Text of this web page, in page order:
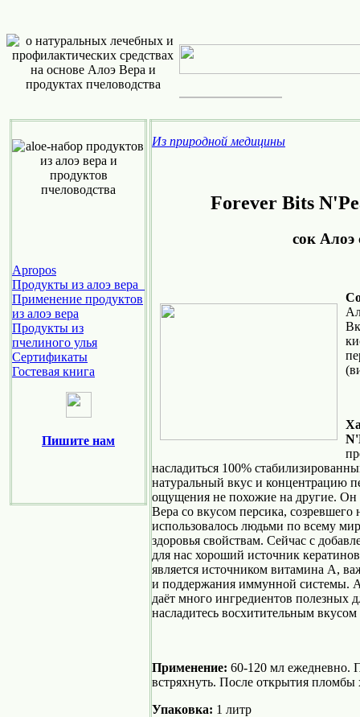
Apropos
Продукты из алоэ вера
Применение продуктов
из алоэ вера
Продукты из
пчелиного улья
Cертификаты
Гостевая книга
Пишите нам
Из природной медицины
Forever Bits
cок Алоэ
насладиться 100%
натуральный вкус и концентрацию
ощущения не похожие на другие. Он
Вера со вкусом персика,
использовалось людьми по всему
здоровья свойствам. Сейчас с
для нас хороший источник
является источником витамина А,
и поддержания иммунной системы.
даёт много ингредиентов полезных
насладитесь восхитительным
Применение: 60-120 мл ежедневно.
встряхнуть. После открытия пломбы
Упаковка: 1 литр